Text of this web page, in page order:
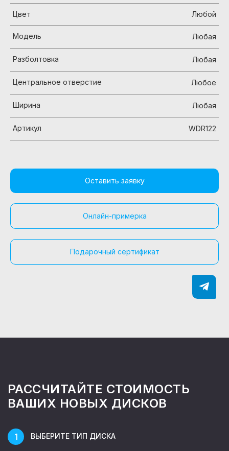
Цвет Любой
Модель Любая
Разболтовка Любая
Центральное отверстие Любое
Ширина Любая
Артикул WDR122
Оставить заявку
Онлайн-примерка
Подарочный сертификат
РАССЧИТАЙТЕ СТОИМОСТЬ
ВАШИХ НОВЫХ ДИСКОВ
ВЫБЕРИТЕ ТИП ДИСКА